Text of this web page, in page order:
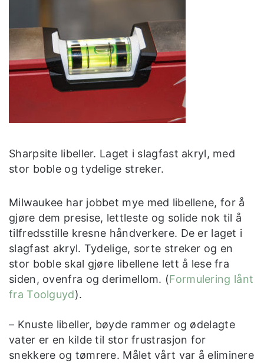
Sharpsite libeller. Laget i slagfast akryl, med
stor boble og tydelige streker.
Milwaukee har jobbet mye med libellene, for å
gjøre dem presise, lettleste og solide nok til å
tilfredsstille kresne håndverkere. De er laget i
slagfast akryl. Tydelige, sorte streker og en
stor boble skal gjøre libellene lett å lese fra
siden, ovenfra og derimellom. (Formulering lånt
fra Toolguyd).
– Knuste libeller, bøyde rammer og ødelagte
vater er en kilde til stor frustrasjon for
snekkere og tømrere. Målet vårt var å eliminere